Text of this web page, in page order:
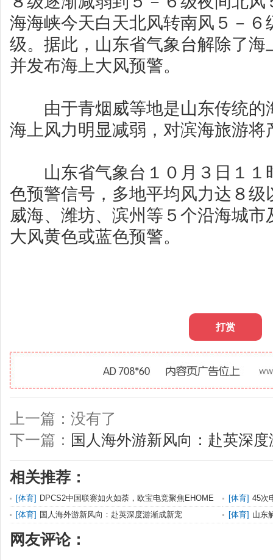
海海峡今天白天北风转南风５－６
级。据此，山东省气象台解除了海
并发布海上大风预警。
由于青烟威等地是山东传统的
海上风力明显减弱，对滨海旅游将
山东省气象台１０月３日１１
色预警信号，多地平均风力达８级
威海、潍坊、滨州等５个沿海城
大风黄色或蓝色预警。
打赏
上一篇：没有了
下一篇： 国人海外游新风向：赴英深
相关推荐：
[体育] DPCS2中国联赛如火如荼，欧宝电竞聚焦EHOME
和RNG的对
[体育] 45次
[体育] 国人海外游新风向：赴英深度游渐成新宠 [体育] 山东
网友评论：